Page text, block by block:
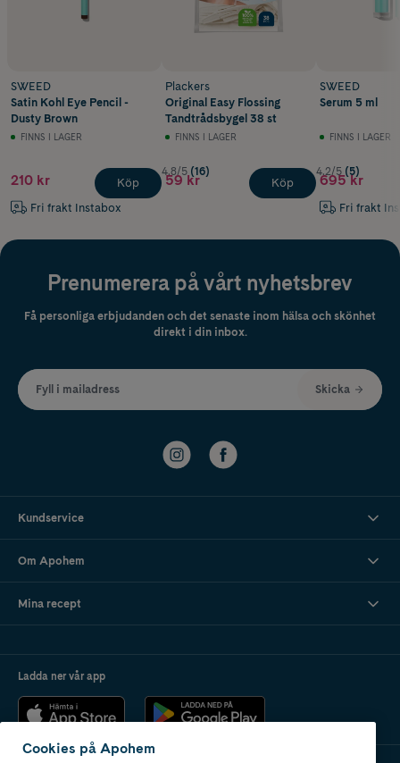
SWEED
Satin Kohl Eye Pencil -
Dusty Brown
FINNS I LAGER
210 kr
Fri frakt Instabox
Köp
Plackers
Original Easy Flossing
Tandtrådsbygel 38 st
FINNS I LAGER
4.8/5 (16)
59 kr Köp
SWEED
Serum 5 ml
FINNS I LAGER
4.2/5 (5)
695 kr
Fri frakt
Prenumerera på vårt nyhetsbrev
Få personliga erbjudanden och det senaste inom hälsa och skönhet
direkt i din inbox.
Fyll i mailadress Skicka
Kundservice
Om Apohem
Mina recept
Ladda ner vår app
Cookies på Apohem